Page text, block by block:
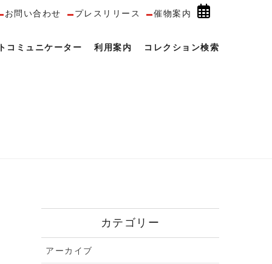
お問い合わせ プレスリリース 催物案内
コミュニケーター 利用案内 コレクション検索
カテゴリー
アーカイブ